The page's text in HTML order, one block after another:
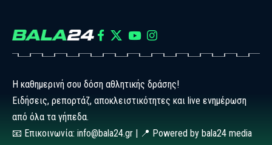
Η καθημερινή σου δόση αθλητικής δράσης!
Ειδήσεις, ρεπορτάζ, αποκλειστικότητες και live ενημέρωση
από όλα τα γήπεδα.
📧 Επικοινωνία: info@bala24.gr | 📍 Powered by bala24 media